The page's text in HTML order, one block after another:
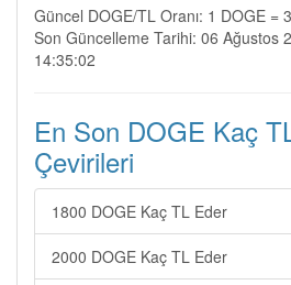
Güncel DOGE/TL Oranı: 1 DOGE =
Son Güncelleme Tarihi: 06 Ağustos
14:35:02
En Son DOGE Kaç
Çevirileri
1800 DOGE Kaç TL Eder
2000 DOGE Kaç TL Eder